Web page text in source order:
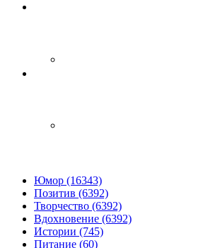
Юмор (16343)
Позитив (6392)
Творчество (6392)
Вдохновение (6392)
Истории (745)
Питание (60)